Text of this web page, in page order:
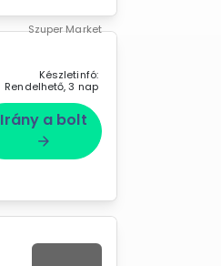
Szuper Market
Készletinfó:
Rendelhető, 3 nap
Irány a bolt
arrow_forward